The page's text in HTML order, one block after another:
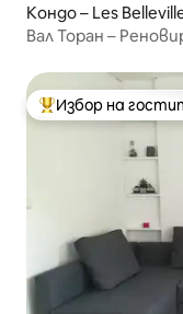
Кондо – Les
Вал Торан –
Най-популярен
Избор на